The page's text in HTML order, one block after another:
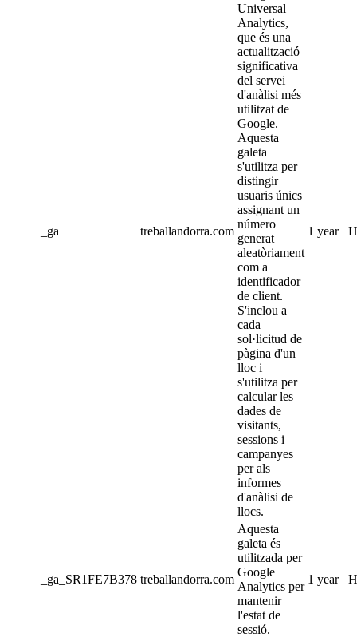
_ga treballandorra.com
Universal
Analytics,
que és una
actualització
significativa
del servei
d'anàlisi més
utilitzat de
Google.
Aquesta
galeta
s'utilitza per
distingir
usuaris únics
assignant un
número
generat
aleatòriament
com a
identificador
de client.
S'inclou a
cada
sol·licitud de
pàgina d'un
lloc i
s'utilitza per
calcular les
dades de
visitants,
sessions i
campanyes
per als
informes
d'anàlisi de
llocs.
1 year
_ga_SR1FE7B378 treballandorra.com
Aquesta
galeta és
utilitzada per
Google
Analytics per
mantenir
l'estat de
sessió.
1 year